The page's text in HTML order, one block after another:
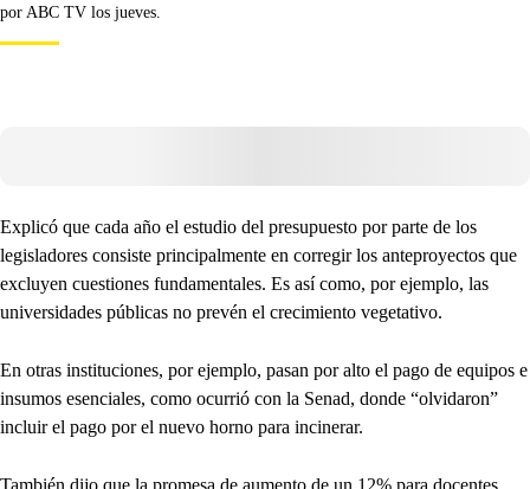
por ABC TV los jueves.
Explicó que cada año el estudio del presupuesto por parte de los
legisladores consiste principalmente en corregir los anteproyectos que
excluyen cuestiones fundamentales. Es así como, por ejemplo, las
universidades públicas no prevén el crecimiento vegetativo.
En otras instituciones, por ejemplo, pasan por alto el pago de equipos e
insumos esenciales, como ocurrió con la Senad, donde “olvidaron”
incluir el pago por el nuevo horno para incinerar.
También dijo que la promesa de aumento de un 12% para docentes